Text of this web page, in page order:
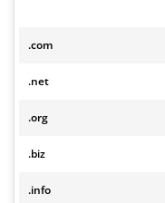
.com
.net
.org
.biz
.info